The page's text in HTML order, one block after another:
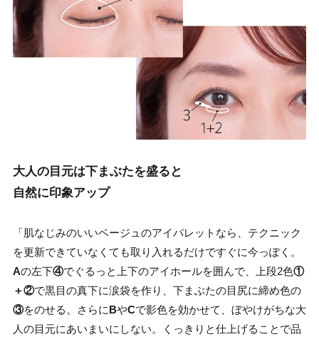
大人の目元は下まぶたを盛ると
自然に印象アップ
「肌なじみのいいベージュのアイパレットなら、テクニック
を更新できていなくても取り入れるだけですぐに今っぽく。
Aの左下④でぐるっと上下のアイホールを囲んで、上段2色①
＋②で黒目の真下に涙袋を作り、下まぶたの目尻に締め色の
③をのせる。さらにBやCで影色を効かせて、ぼやけがちな大
人の目元にあいまいにしない。くっきりと仕上げることで品